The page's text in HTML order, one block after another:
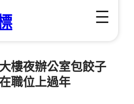
樓夜辦公室包餃子
職位上過年